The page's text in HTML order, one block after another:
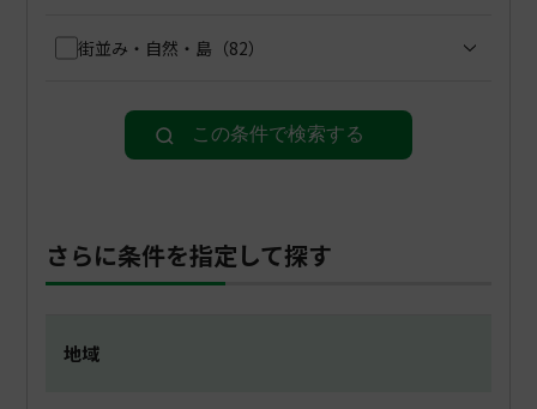
街並み・自然・島 （82）
この条件で検索する
さらに条件を指定して探す
地域